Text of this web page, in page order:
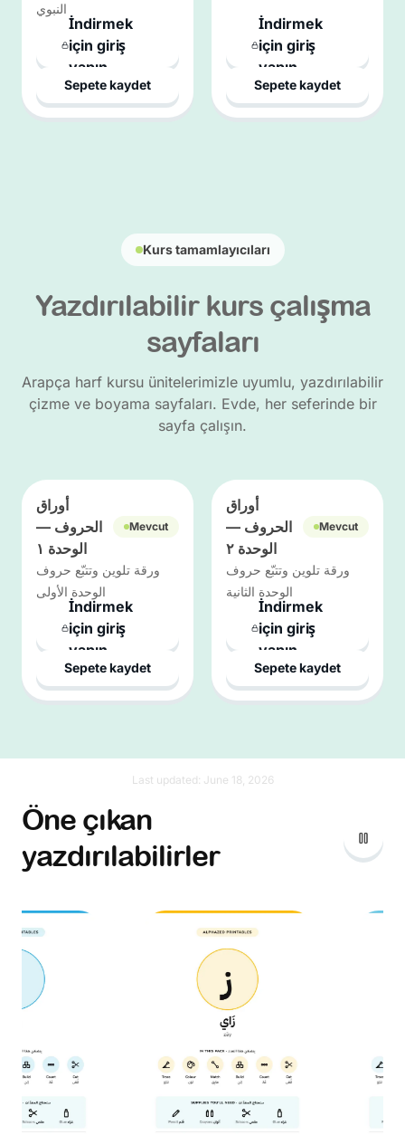
النبوي
İndirmek
için giriş
yapın
Sepete kaydet
İndirmek
için giriş
yapın
Sepete kaydet
Kurs tamamlayıcıları
Yazdırılabilir kurs çalışma
sayfaları
Arapça harf kursu ünitelerimizle uyumlu, yazdırılabilir
çizme ve boyama sayfaları. Evde, her seferinde bir
sayfa çalışın.
أوراق
الحروف —
الوحدة ١
Mevcut
ورقة تلوين وتتبّع حروف
الوحدة الأولى
İndirmek
için giriş
yapın
Sepete kaydet
أوراق
الحروف —
الوحدة ٢
Mevcut
ورقة تلوين وتتبّع حروف
الوحدة الثانية
İndirmek
için giriş
yapın
Sepete kaydet
Last updated: June 18, 2026
Öne çıkan
yazdırılabilirler